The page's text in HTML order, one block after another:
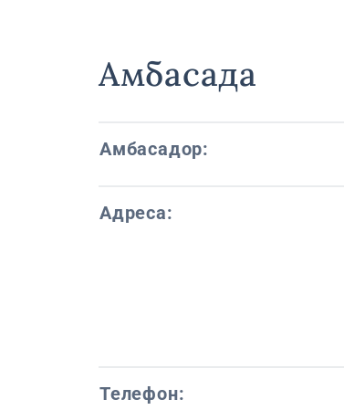
Амбасада
Амбасадор:
Адреса:
Телефон: